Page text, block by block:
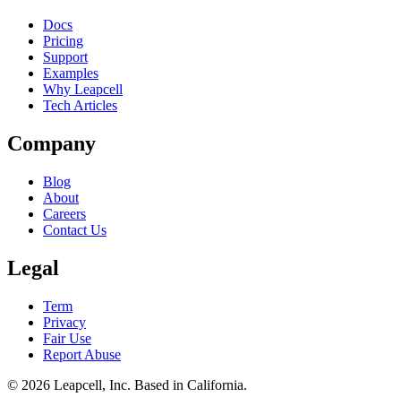
Docs
Pricing
Support
Examples
Why Leapcell
Tech Articles
Company
Blog
About
Careers
Contact Us
Legal
Term
Privacy
Fair Use
Report Abuse
© 2026 Leapcell, Inc. Based in California.